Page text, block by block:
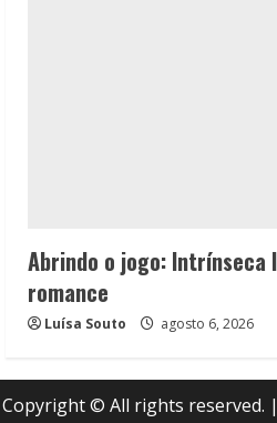
Abrindo o jogo: Intrínseca
romance
Luísa Souto agosto 6, 2026
Copyright © All rights reserved. |